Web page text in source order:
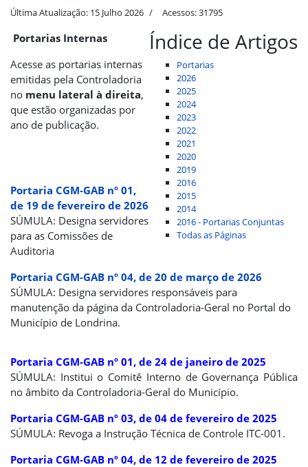
Última Atualização: 15 Julho 2026 Acessos: 31795
Índice de Artigos
Portarias
2026
2025
2024
2023
2022
2021
2020
2019
2016
2015
2014
2016 - Portarias Conjuntas
Todas as Páginas
Portarias Internas
Acesse as portarias internas
emitidas pela Controladoria
no menu lateral à direita,
que estão organizadas por
ano de publicação.
Portaria CGM-GAB nº 01,
de 19 de fevereiro de 2026
SÚMULA: Designa servidores
para as Comissões de
Auditoria
Portaria CGM-GAB nº 04, de 20 de março de 2026
SÚMULA: Designa servidores responsáveis para
manutenção da página da Controladoria-Geral no Portal do
Município de Londrina.
Portaria CGM-GAB nº 01, de 24 de janeiro de 2025
SÚMULA: Institui o Comitê Interno de Governança Pública
no âmbito da Controladoria-Geral do Município.
Portaria CGM-GAB nº 03, de 04 de fevereiro de 2025
SÚMULA: Revoga a Instrução Técnica de Controle ITC-001.
Portaria CGM-GAB nº 04, de 12 de fevereiro de 2025